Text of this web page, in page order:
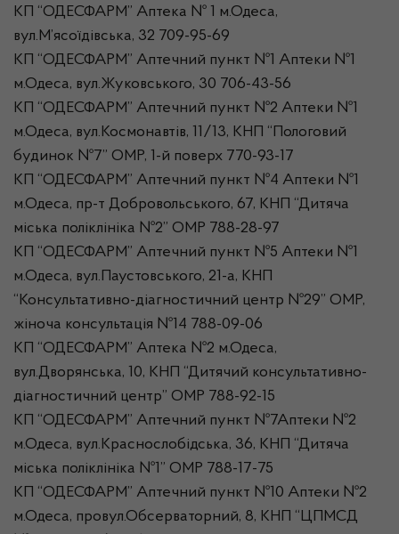
КП “ОДЕСФАРМ” Аптека № 1 м.Одеса,
вул.М’ясоїдівська, 32 709-95-69
КП “ОДЕСФАРМ” Аптечний пункт №1 Аптеки №1
м.Одеса, вул.Жуковського, 30 706-43-56
КП “ОДЕСФАРМ” Аптечний пункт №2 Аптеки №1
м.Одеса, вул.Космонавтів, 11/13, КНП “Пологовий
будинок №7” ОМР, 1-й поверх 770-93-17
КП “ОДЕСФАРМ” Аптечний пункт №4 Аптеки №1
м.Одеса, пр-т Добровольського, 67, КНП “Дитяча
міська поліклініка №2” ОМР 788-28-97
КП “ОДЕСФАРМ” Аптечний пункт №5 Аптеки №1
м.Одеса, вул.Паустовського, 21-а, КНП
“Консультативно-діагностичний центр №29” ОМР,
жіноча консультація №14 788-09-06
КП “ОДЕСФАРМ” Аптека №2 м.Одеса,
вул.Дворянська, 10, КНП “Дитячий консультативно-
діагностичний центр” ОМР 788-92-15
КП “ОДЕСФАРМ” Аптечний пункт №7Аптеки №2
м.Одеса, вул.Краснослобідська, 36, КНП “Дитяча
міська поліклініка №1” ОМР 788-17-75
КП “ОДЕСФАРМ” Аптечний пункт №10 Аптеки №2
м.Одеса, провул.Обсерваторний, 8, КНП “ЦПМСД